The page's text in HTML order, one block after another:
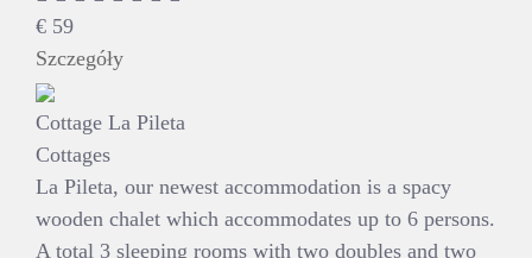
€ 59
Szczegóły
Cottage La Pileta
Cottages
La Pileta, our newest accommodation is a spacy
wooden chalet which accommodates up to 6 persons.
A total 3 sleeping rooms with two doubles and two